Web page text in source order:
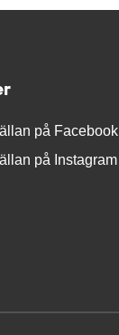
på Facebook
på Instagram